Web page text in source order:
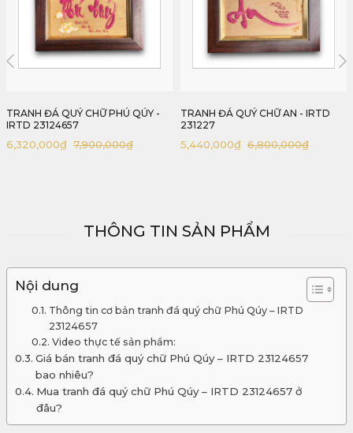
TRANH ĐÁ QUÝ CHỮ AN - IRTD
231227
6,800,000₫
5,440,000₫
TRANH ĐÁ QUÝ CHỮ NHẪN - IRTD
23126854
6,800,000₫Giá
5,440,000₫
Giá
THÔNG TIN SẢN PHẨM
Nội dung
Thông tin cơ bản tranh đá quý chữ Phú Qúy – IRTD
23124657
Video thực tế sản phẩm:
Giá bán tranh đá quý chữ Phú Qúy – IRTD 23124657
bao nhiêu?
Mua tranh đá quý chữ Phú Qúy – IRTD 23124657 ở
đâu?